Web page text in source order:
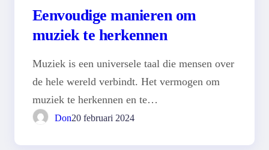
Eenvoudige manieren om
muziek te herkennen
Muziek is een universele taal die mensen over
de hele wereld verbindt. Het vermogen om
muziek te herkennen en te…
Don20 februari 2024